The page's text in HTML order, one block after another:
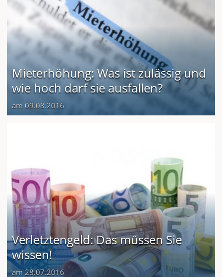
Mieterhöhung: Was ist zulässig und
wie hoch darf sie ausfallen?
am 09.08.2016
Verletztengeld: Das müssen Sie
wissen!
am 28.07.2016